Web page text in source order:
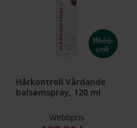
Hårkontroll Vårdande
balsamspray, 120 ml
Webbpris